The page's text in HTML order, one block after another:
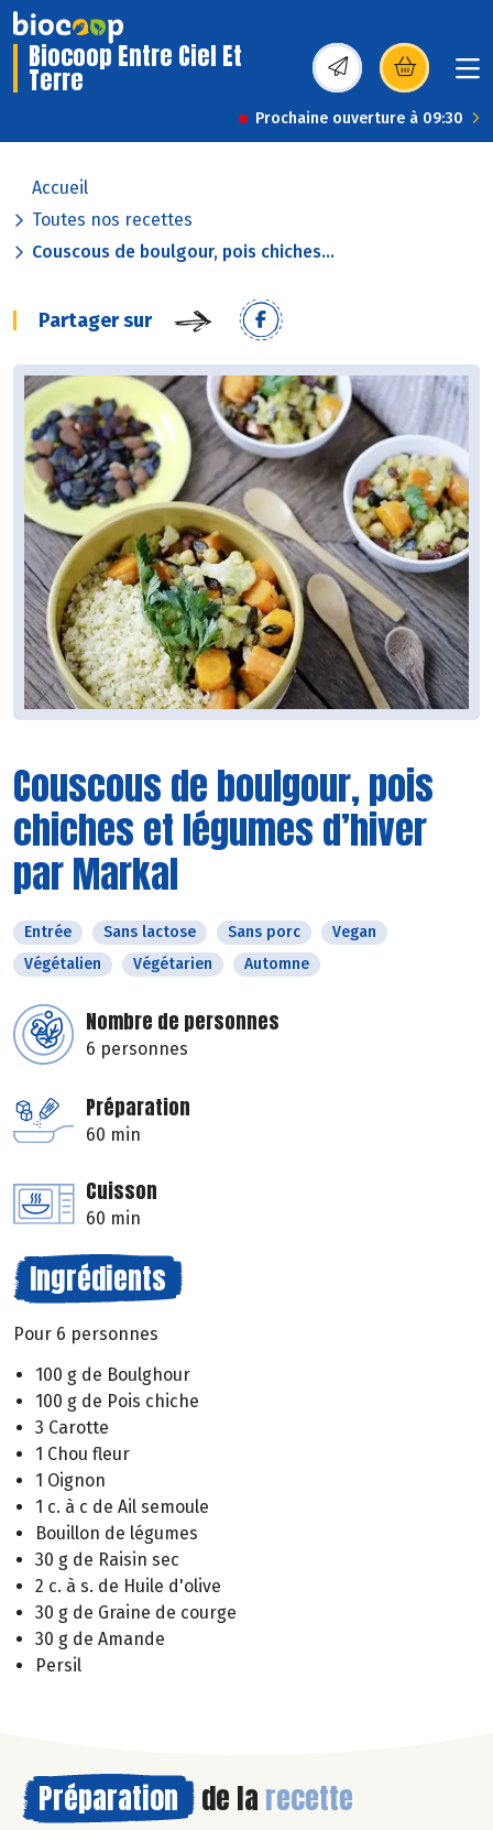
Biocoop Entre Ciel Et
Terre (s’ouvre dans une
Prochaine ouverture à 09:30
Accueil
Toutes nos recettes
Couscous de boulgour, pois chiches...
Partager sur
Couscous de boulgour, pois
chiches et légumes d’hiver
par Markal
Entrée Sans lactose Sans porc
Vegan
Végétalien
Végétarien Automne
Nombre de personnes
6 personnes
Préparation
60 min
Cuisson
60 min
Ingrédients
Pour 6 personnes
100 g de Boulghour
100 g de Pois chiche
3 Carotte
1 Chou fleur
1 Oignon
1 c. à c de Ail semoule
Bouillon de légumes
30 g de Raisin sec
2 c. à s. de Huile d'olive
30 g de Graine de courge
30 g de Amande
Persil
Préparation de la recette